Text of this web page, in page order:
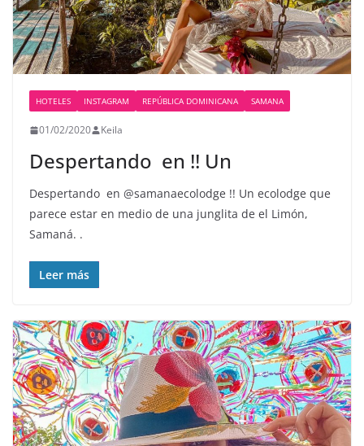
HOTELES INSTAGRAM REPÚBLICA DOMINICANA SAMANA
01/02/2020 Keila
Despertando ️ en !! Un
Despertando ️ en @samanaecolodge !! Un ecolodge que
parece estar en medio de una junglita de el Limón,
Samaná. .
Leer más